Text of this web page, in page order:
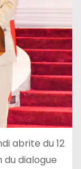
abrite du 12
dialogue